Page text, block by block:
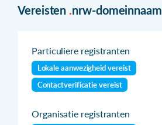
Vereisten .nrw-domeinnaam
Particuliere registranten
Lokale aanwezigheid vereist
Contactverificatie vereist
Organisatie registranten